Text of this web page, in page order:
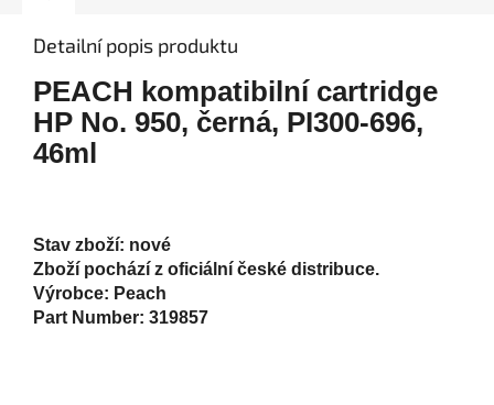
Detailní popis produktu
PEACH kompatibilní cartridge
HP No. 950, černá, PI300-696,
46ml
Stav zboží: nové
Zboží pochází z oficiální české distribuce.
Výrobce: Peach
Part Number: 319857